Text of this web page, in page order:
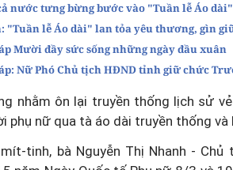
nước tưng bừng bước vào "Tuần lễ Áo dài"
"Tuần lễ Áo dài" lan tỏa yêu thương, gìn
Mười đầy sức sống những ngày đầu xuân
Nữ Phó Chủ tịch HĐND tỉnh giữ chức
nhằm ôn lại truyền thống lịch sử
phụ nữ qua tà áo dài truyền thống
tinh, bà Nguyễn Thị Nhanh -